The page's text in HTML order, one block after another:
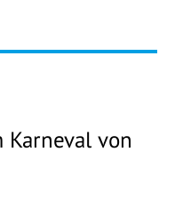
Karneval von